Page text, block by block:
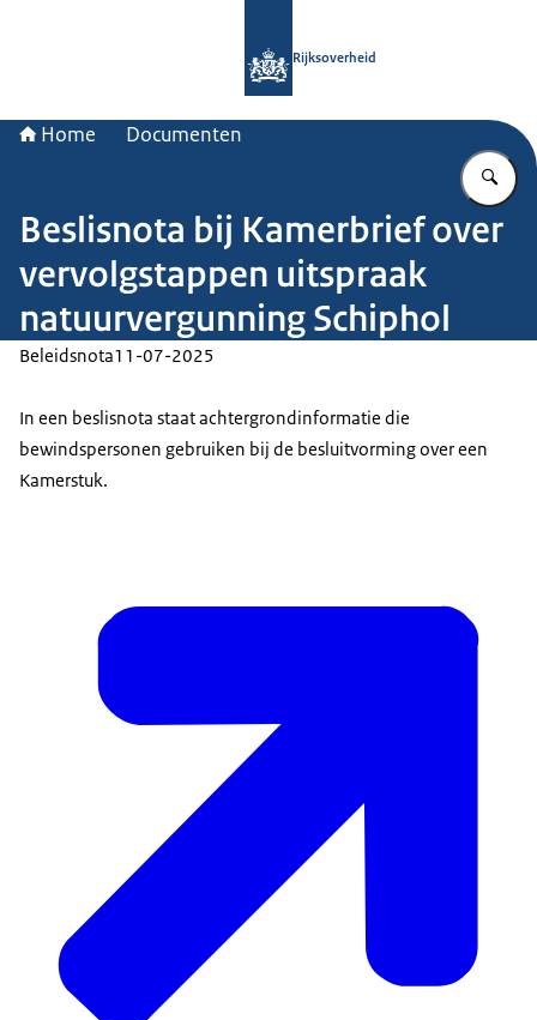
Rijksoverheid
Home Documenten
Beslisnota bij Kamerbrief over
vervolgstappen uitspraak
natuurvergunning Schiphol
Beleidsnota11-07-2025
In een beslisnota staat achtergrondinformatie die
bewindspersonen gebruiken bij de besluitvorming over een
Kamerstuk.